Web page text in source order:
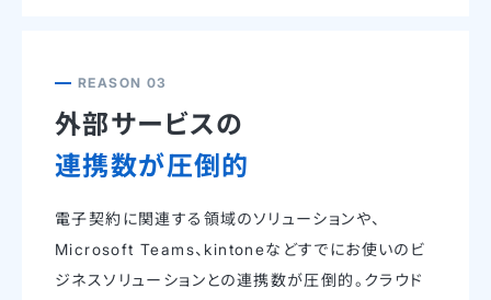
REASON 03
外部サービスの
連携数が圧倒的
電子契約に関連する領域のソリューションや、
Microsoft Teams、kintoneなどすでにお使いのビ
ジネスソリューションとの連携数が圧倒的。クラウド